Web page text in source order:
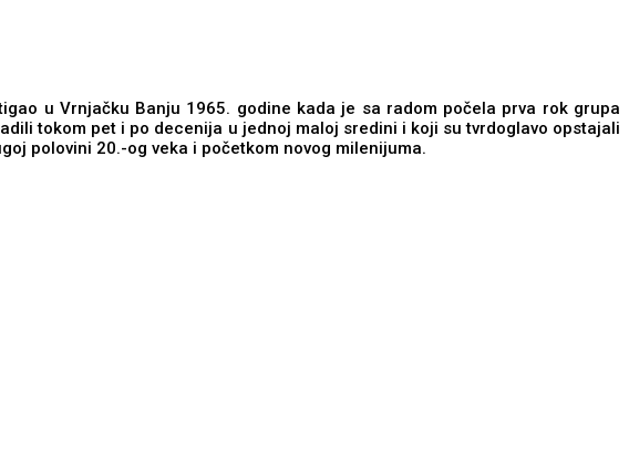
u Vrnjačku Banju 1965. godine kada je sa radom počela prva rok grupa
tokom pet i po decenija u jednoj maloj sredini i koji su tvrdoglavo opstajali
polovini 20.-og veka i početkom novog milenijuma.